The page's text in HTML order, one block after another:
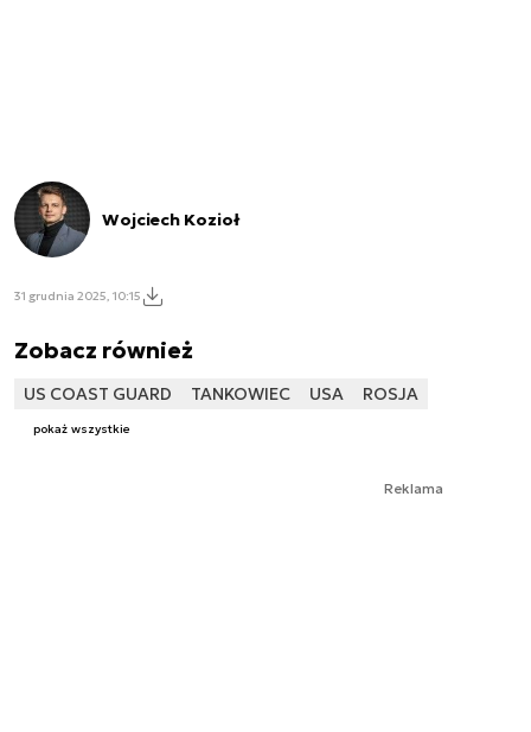
Wojciech Kozioł
31 grudnia 2025, 10:15
Zobacz również
US COAST GUARD TANKOWIEC USA ROSJA
pokaż wszystkie
Reklama